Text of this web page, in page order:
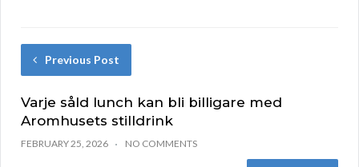
Previous Post
Varje såld lunch kan bli billigare med
Aromhusets stilldrink
FEBRUARY 25, 2026 NO COMMENTS